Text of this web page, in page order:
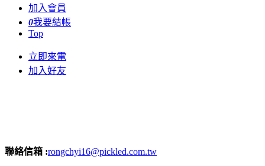
加入會員
0我要結帳
Top
立即來電
加入好友
聯絡信箱 :rongchyi16@pickled.com.tw